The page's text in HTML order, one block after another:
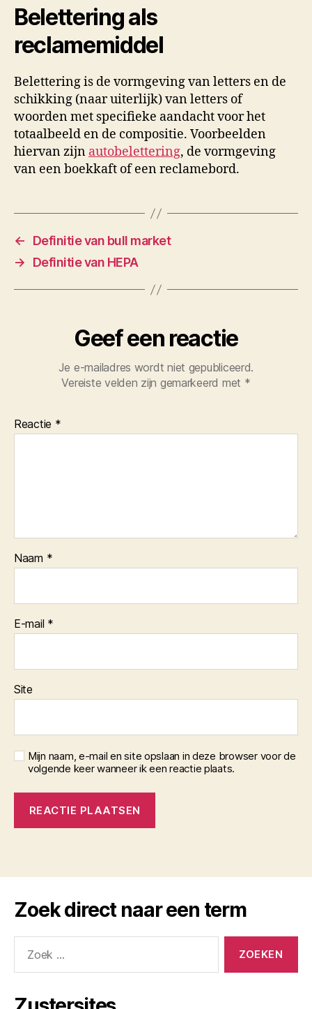
Belettering als
reclamemiddel
Belettering is de vormgeving van letters en de
schikking (naar uiterlijk) van letters of
woorden met specifieke aandacht voor het
totaalbeeld en de compositie. Voorbeelden
hiervan zijn autobelettering, de vormgeving
van een boekkaft of een reclamebord.
←
Definitie van bull market
→
Definitie van HEPA
Geef een reactie
Je e-mailadres wordt niet gepubliceerd.
Vereiste velden zijn gemarkeerd met *
Reactie *
Naam *
E-mail *
Site
Mijn naam, e-mail en site opslaan in deze browser voor de
volgende keer wanneer ik een reactie plaats.
Zoek direct naar een term
naar: